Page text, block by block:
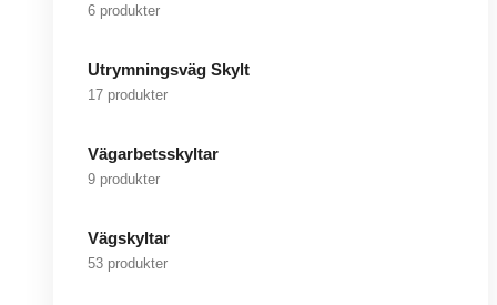
6 produkter
Utrymningsväg Skylt
17 produkter
Vägarbetsskyltar
9 produkter
Vägskyltar
53 produkter